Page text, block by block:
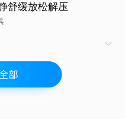
舒缓放松解压